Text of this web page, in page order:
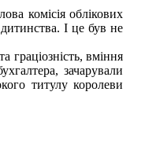
комісія облікових
І це був не
граціозність, вміння
зачарували
титулу королеви